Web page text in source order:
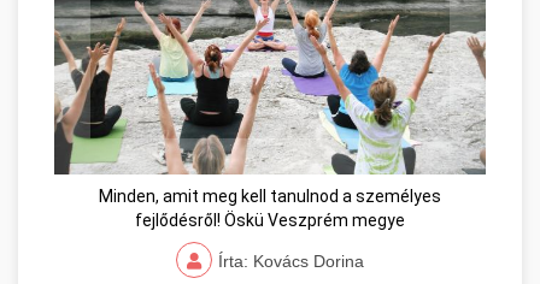
Minden, amit meg kell tanulnod a személyes
fejlődésről! Öskü Veszprém megye
Írta: Kovács Dorina